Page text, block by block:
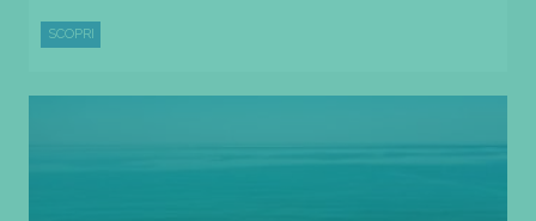
SCOPRI